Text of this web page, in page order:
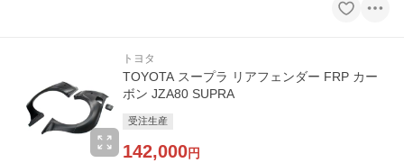
トヨタ
TOYOTA スープラ リアフェンダー FRP カー
ボン JZA80 SUPRA
受注生産
142,000円